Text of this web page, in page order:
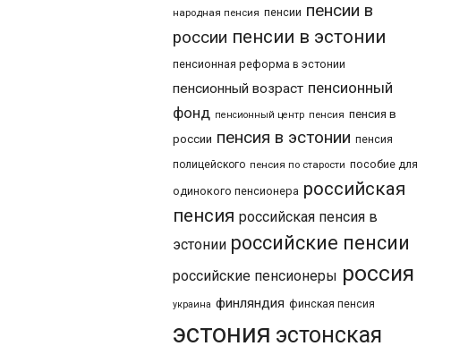
народная пенсия пенсии пенсии в
россии пенсии в эстонии
пенсионная реформа в эстонии
пенсионный возраст пенсионный
фонд пенсионный центр пенсия пенсия в
россии пенсия в эстонии пенсия
полицейского пенсия по старости пособие для
одинокого пенсионера российская
пенсия российская пенсия в
эстонии российские пенсии
российские пенсионеры россия
украина финляндия финская пенсия
эстония эстонская